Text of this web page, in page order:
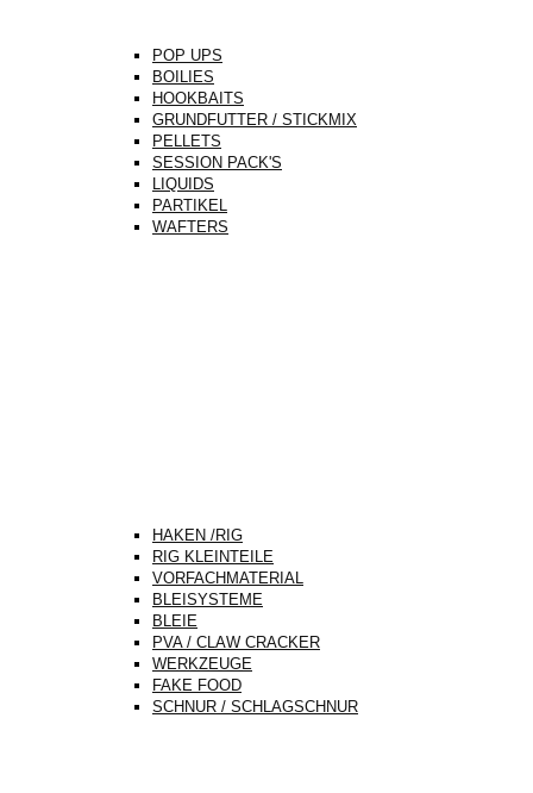
POP UPS
BOILIES
HOOKBAITS
GRUNDFUTTER / STICKMIX
PELLETS
SESSION PACK'S
LIQUIDS
PARTIKEL
WAFTERS
HAKEN /RIG
RIG KLEINTEILE
VORFACHMATERIAL
BLEISYSTEME
BLEIE
PVA / CLAW CRACKER
WERKZEUGE
FAKE FOOD
SCHNUR / SCHLAGSCHNUR